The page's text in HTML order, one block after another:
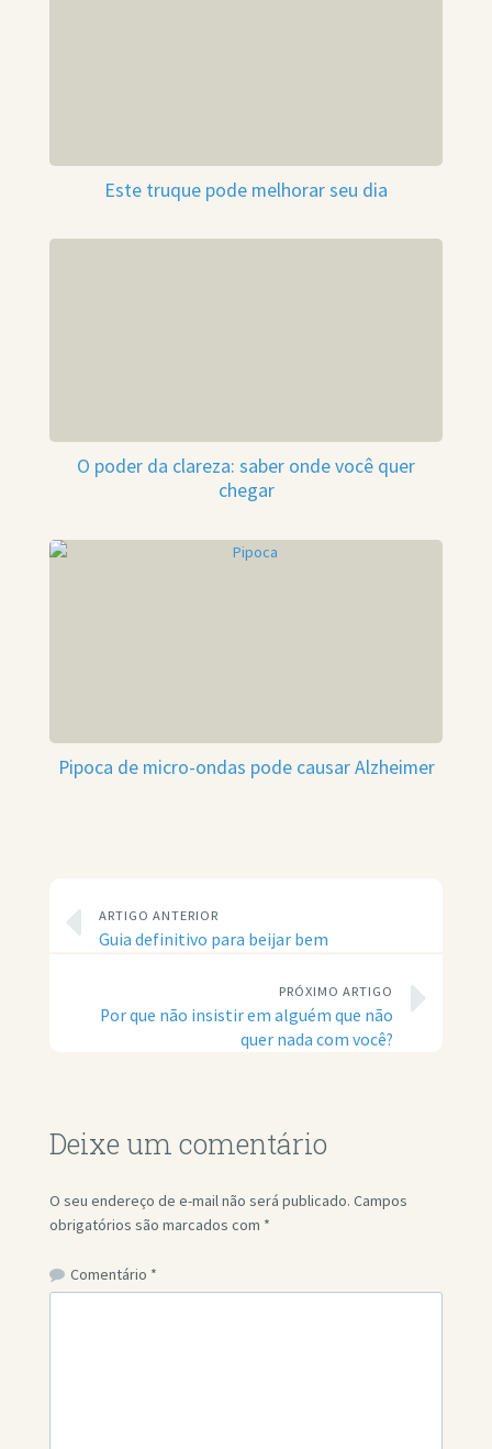
Este truque pode melhorar seu dia
O poder da clareza: saber onde você quer
chegar
Pipoca de micro-ondas pode causar Alzheimer
ARTIGO ANTERIOR
Guia definitivo para beijar bem
PRÓXIMO ARTIGO
Por que não insistir em alguém que não
quer nada com você?
Deixe um comentário
O seu endereço de e-mail não será publicado. Campos
obrigatórios são marcados com *
Comentário *